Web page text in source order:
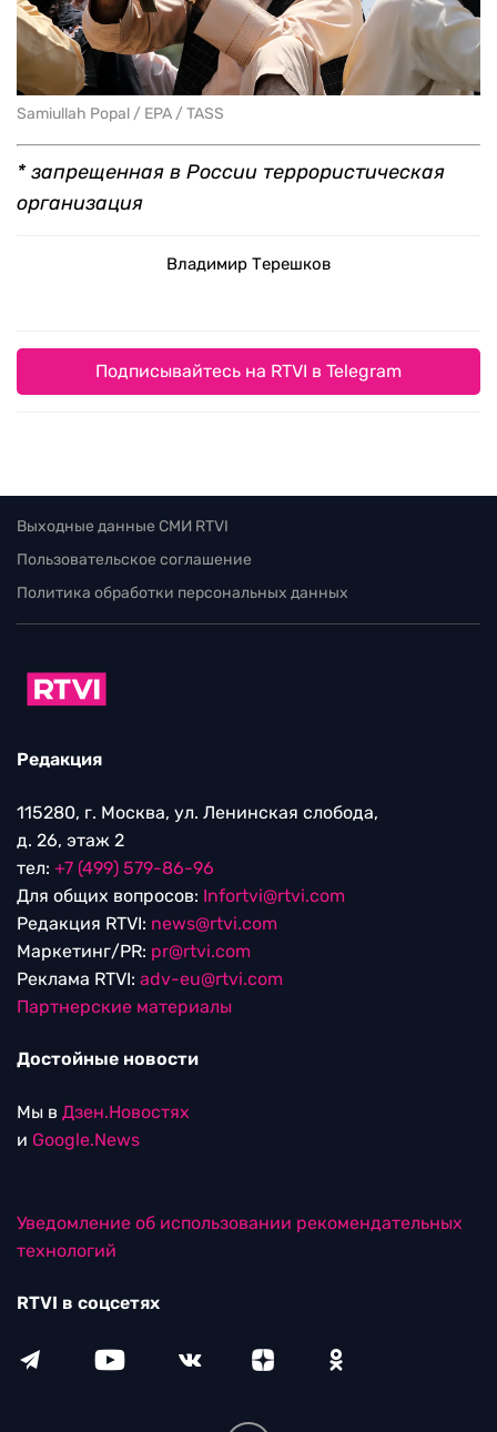
Samiullah Popal / EPA / TASS
* запрещенная в России террористическая
организация
Владимир Терешков
Подписывайтесь на RTVI в Telegram
Выходные данные СМИ RTVI
Пользовательское соглашение
Политика обработки персональных данных
Редакция
115280, г. Москва, ул. Ленинская слобода,
д. 26, этаж 2
тел: +7 (499) 579-86-96
Для общих вопросов: Infortvi@rtvi.com
Редакция RTVI: news@rtvi.com
Маркетинг/PR: pr@rtvi.com
Реклама RTVI: adv-eu@rtvi.com
Партнерские материалы
Достойные новости
Мы в Дзен.Новостях
и Google.News
Уведомление об использовании рекомендательных
технологий
RTVI в соцсетях